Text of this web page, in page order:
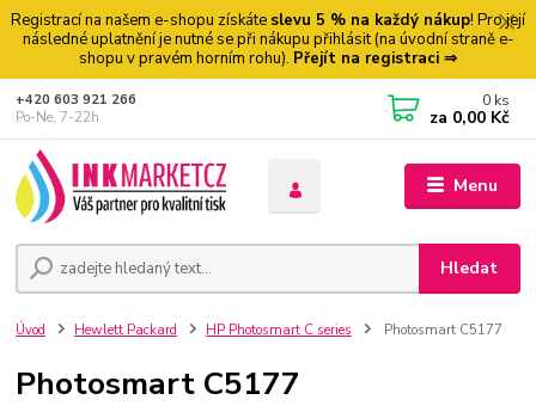
Registrací na našem e-shopu získáte slevu 5 % na každý nákup! Pro její
následné uplatnění je nutné se při nákupu přihlásit (na úvodní straně e-
shopu v pravém horním rohu). Přejít na registraci ⇒
Menu
Hledat
+420 603 921 266
Po-Ne, 7-22h
0 ks
za 0,00 Kč
Úvod Hewlett Packard HP Photosmart C series Photosmart C5177
Photosmart C5177